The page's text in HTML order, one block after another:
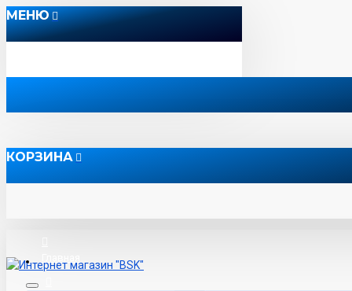
МЕНЮ
КОРЗИНА